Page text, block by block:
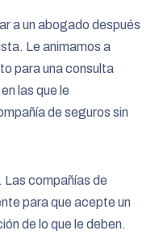
a un abogado después
Le animamos a
para una consulta
las que le
de seguros sin
compañías de
para que acepte un
de lo que le deben.